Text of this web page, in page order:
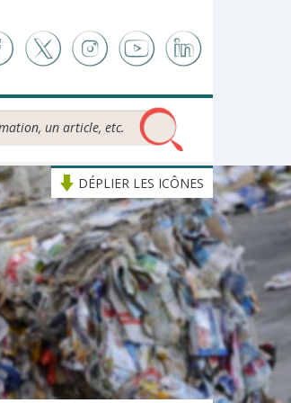
DÉPLIER LES ICÔNES